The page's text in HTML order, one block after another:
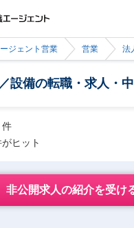
ジェント営業 営業 法
設備の転職・求人・
件
ヒット
非公開求人の紹介を受け